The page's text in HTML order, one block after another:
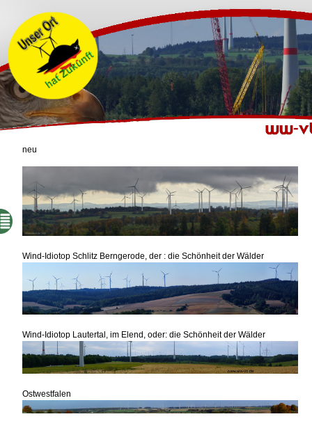
neu
Wind-Idiotop Schlitz Berngerode, der : die Schönheit der Wälder
Wind-Idiotop Lautertal, im Elend, oder: die Schönheit der Wälder
Ostwestfalen